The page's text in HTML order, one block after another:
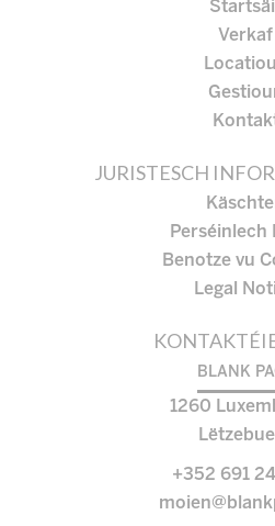
Verkaf
JURISTESCH
Perséinlech
Benotze vu
Legal
BLANK
1260
+352 691